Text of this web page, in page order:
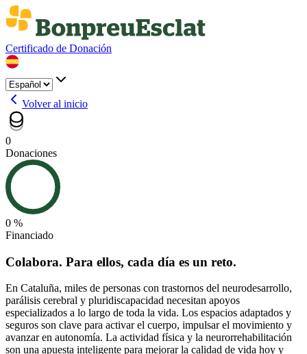
Certificado de Donación
Volver al inicio
0
Donaciones
0 %
Financiado
Colabora. Para ellos, cada día es un reto.
En Cataluña, miles de personas con trastornos del neurodesarrollo,
parálisis cerebral y pluridiscapacidad necesitan apoyos
especializados a lo largo de toda la vida. Los espacios adaptados y
seguros son clave para activar el cuerpo, impulsar el movimiento y
avanzar en autonomía. La actividad física y la neurorrehabilitación
son una apuesta inteligente para mejorar la calidad de vida hoy y